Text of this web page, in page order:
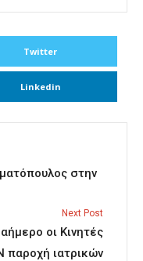
Twitter
Linkedin
στην
Next Post
οι Κινητές
παροχή ιατρικών